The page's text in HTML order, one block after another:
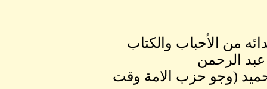
من الأحباب والكتاب
عبد الرحمن
(وجو حزب الامة وقت